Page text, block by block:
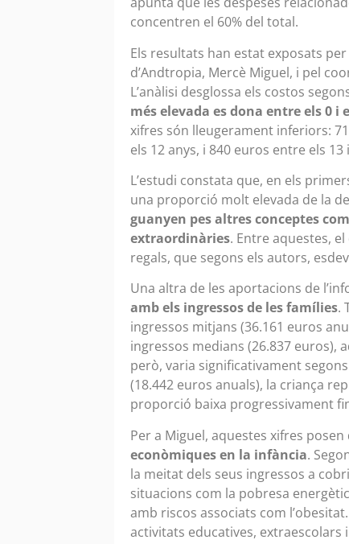
concentren el 60% del total.
Els resultats han estat exposats
d’Andtropia, Mercè Miguel, i pel
L’anàlisi desglossa els costos
més elevada es dona entre els 0 i
xifres són lleugerament inferiors:
els 12 anys, i 840 euros entre els 13
L’estudi constata que, en els
una proporció molt elevada de la
guanyen pes altres conceptes
extraordinàries. Entre aquestes,
regals, que segons els autors,
Una altra de les aportacions de
amb els ingressos de les famílies.
ingressos mitjans (36.161 euros
ingressos medians (26.837 euros),
però, varia significativament
(18.442 euros anuals), la criança
proporció baixa progressivament
Per a Miguel, aquestes xifres posen
econòmiques en la infància.
la meitat dels seus ingressos a
situacions com la pobresa
amb riscos associats com
activitats educatives, extraescolars